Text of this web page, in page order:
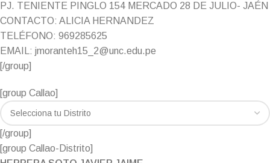
PJ. TENIENTE PINGLO 154 MERCADO 28 DE JULIO- JAÉN
CONTACTO: ALICIA HERNANDEZ
TELÉFONO: 969285625
EMAIL: jmoranteh15_2@unc.edu.pe
[/group]
[group Callao]
[/group]
[group Callao-Distrito]